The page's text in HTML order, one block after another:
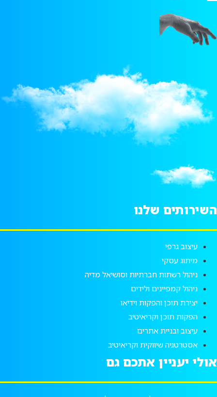
השירותים שלנו
עיצוב גרפי
מיתוג עסקי
ניהול רשתות חברתיות וסושיאל מדיה
ניהול קמפיינים ולידים
יצירת תוכן והפקות וידיאו
הפקות תוכן וקריאיטיב
עיצוב ובניית אתרים
אסטרטגיה שיווקית וקריאיטיב
אולי יעניין אתכם גם